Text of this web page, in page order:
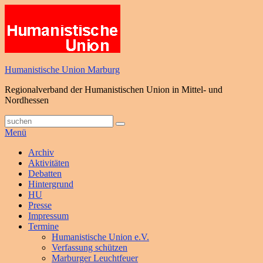
springen
Humanistische Union Marburg
Regionalverband der Humanistischen Union in Mittel- und
Nordhessen
Suche
nach:
Suchen
Menü
Primäres
Menü
Archiv
Aktivitäten
Debatten
Hintergrund
HU
Presse
Impressum
Termine
Humanistische Union e.V.
Verfassung schützen
Marburger Leuchtfeuer